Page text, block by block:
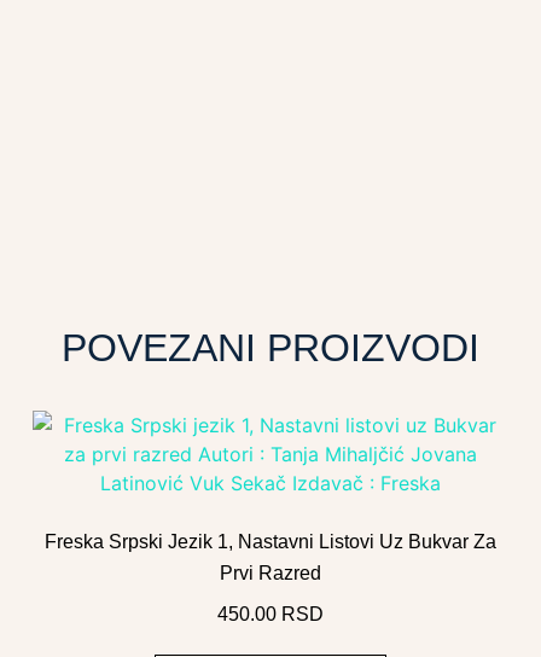
POVEZANI PROIZVODI
Freska Srpski Jezik 1, Nastavni Listovi Uz Bukvar Za
Prvi Razred
450.00 RSD